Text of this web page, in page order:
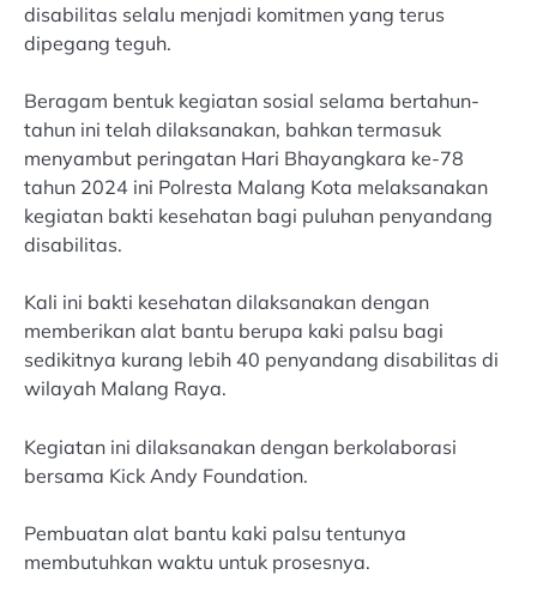
disabilitas selalu menjadi komitmen yang terus
dipegang teguh.
Beragam bentuk kegiatan sosial selama bertahun-
tahun ini telah dilaksanakan, bahkan termasuk
menyambut peringatan Hari Bhayangkara ke-78
tahun 2024 ini Polresta Malang Kota melaksanakan
kegiatan bakti kesehatan bagi puluhan penyandang
disabilitas.
Kali ini bakti kesehatan dilaksanakan dengan
memberikan alat bantu berupa kaki palsu bagi
sedikitnya kurang lebih 40 penyandang disabilitas di
wilayah Malang Raya.
Kegiatan ini dilaksanakan dengan berkolaborasi
bersama Kick Andy Foundation.
Pembuatan alat bantu kaki palsu tentunya
membutuhkan waktu untuk prosesnya.